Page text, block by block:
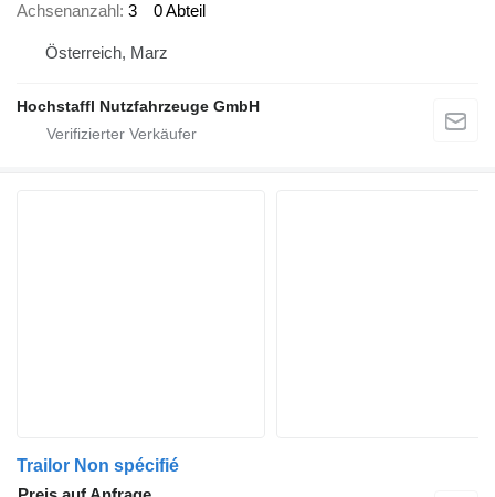
Achsenanzahl 3 0 Abteil
Österreich, Marz
Hochstaffl Nutzfahrzeuge GmbH
Trailor Non spécifié